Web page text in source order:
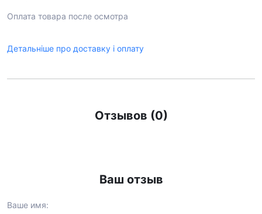
Оплата товара после осмотра
Детальніше про доставку і оплату
Отзывов (0)
Ваш отзыв
Ваше имя: